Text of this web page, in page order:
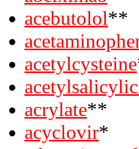
acebutolol**
acetylcysteine
acrylate**
acyclovir*